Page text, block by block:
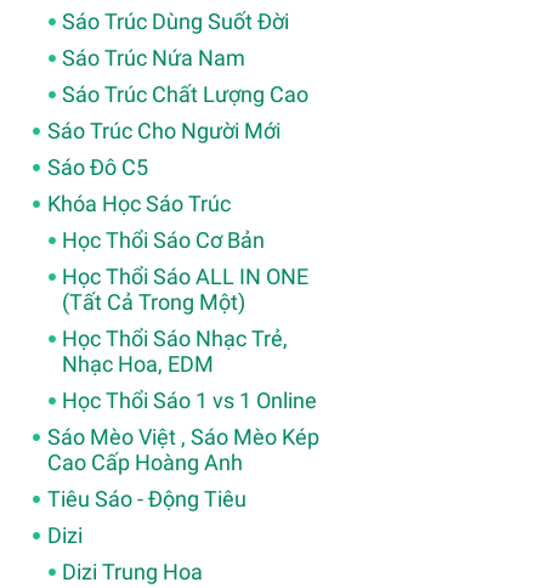
Sáo Trúc Dùng Suốt Đời
Sáo Trúc Nứa Nam
Sáo Trúc Chất Lượng Cao
Sáo Trúc Cho Người Mới
Sáo Đô C5
Khóa Học Sáo Trúc
Học Thổi Sáo Cơ Bản
Học Thổi Sáo ALL IN ONE
(Tất Cả Trong Một)
Học Thổi Sáo Nhạc Trẻ,
Nhạc Hoa, EDM
Học Thổi Sáo 1 vs 1 Online
Sáo Mèo Việt , Sáo Mèo Kép
Cao Cấp Hoàng Anh
Tiêu Sáo - Động Tiêu
Dizi
Dizi Trung Hoa